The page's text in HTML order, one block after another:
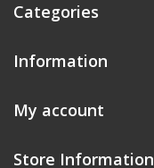
Categories
Information
My account
Store Information